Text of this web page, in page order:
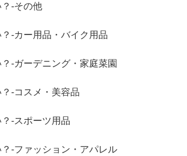
-その他
-カー用品・バイク用品
-ガーデニング・家庭菜園
-コスメ・美容品
-スポーツ用品
-ファッション・アパレル